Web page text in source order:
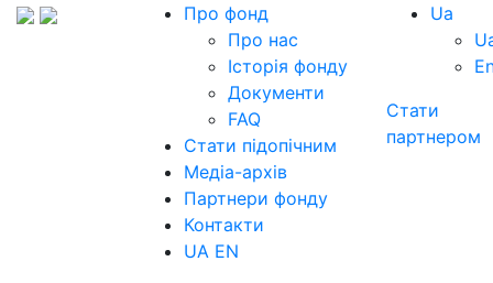
Про фонд
Про нас
Історія фонду
Документи
FAQ
Стати підопічним
Медіа-архів
Партнери фонду
Контакти
UA EN
Ua
Стати
партнером